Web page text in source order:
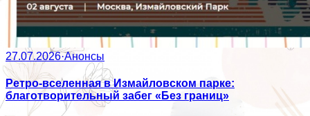
27.07.2026·Анонсы
Ретро-вселенная в Измайловском парке:
благотворительный забег «Без границ»